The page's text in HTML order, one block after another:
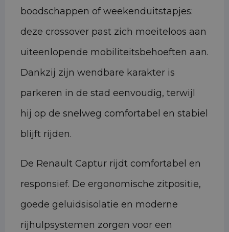
boodschappen of weekenduitstapjes:
deze crossover past zich moeiteloos aan
uiteenlopende mobiliteitsbehoeften aan.
Dankzij zijn wendbare karakter is
parkeren in de stad eenvoudig, terwijl
hij op de snelweg comfortabel en stabiel
blijft rijden.
De Renault Captur rijdt comfortabel en
responsief. De ergonomische zitpositie,
goede geluidsisolatie en moderne
rijhulpsystemen zorgen voor een